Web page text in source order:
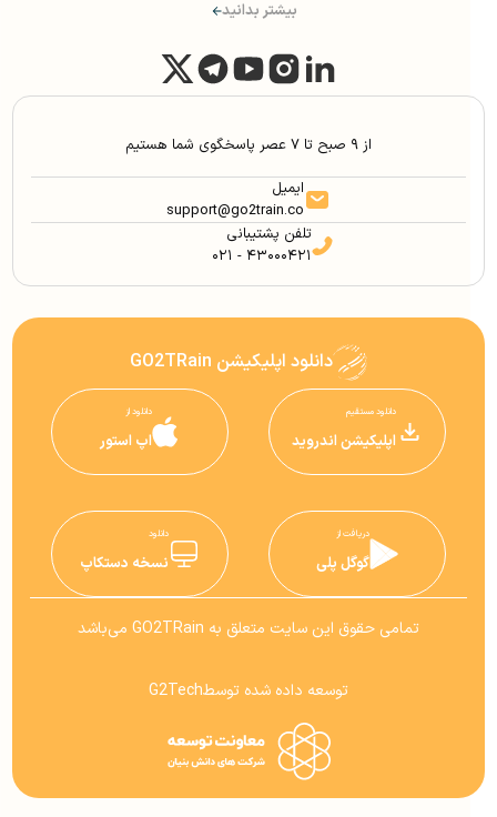
بیشتر بدانید
از ۹ صبح تا ۷ عصر پاسخگوی شما هستیم
ایمیل
support@go2train.co
تلفن پشتیبانی
۰۲۱ - ۴۳۰۰۰۴۲۱
دانلود اپلیکیشن GO2TRain
دانلود مستقیم
اپلیکیشن اندروید
دانلود از
اپ استور
دریافت از
گوگل پلی
دانلود
نسخه دستکاپ
تمامی حقوق این سایت متعلق به GO2TRain می‌باشد
توسعه داده شده توسطG2Tech